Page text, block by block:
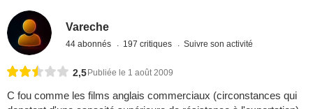
Vareche
44 abonnés 197 critiques Suivre son activité
2,5 Publiée le 1 août 2009
C fou comme les films anglais commerciaux (circonstances qui